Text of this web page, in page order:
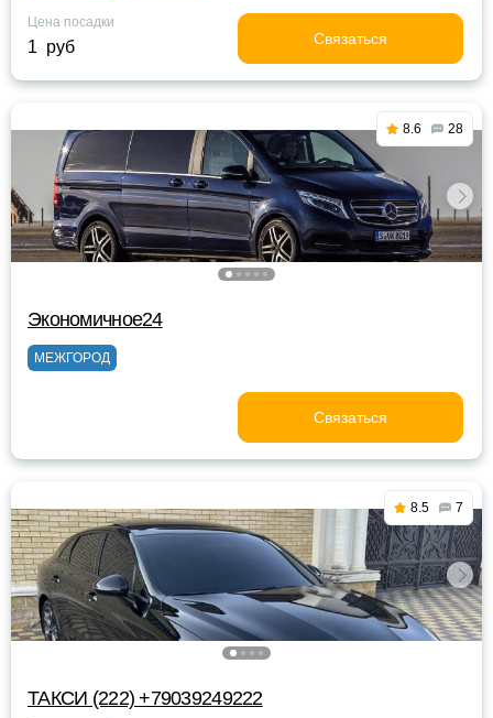
Цена посадки
1 руб Связаться
8.6 28
Экономичное24
МЕЖГОРОД
Связаться
8.5 7
ТАКСИ (222) +79039249222